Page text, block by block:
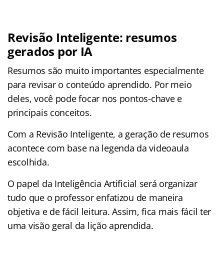
Revisão Inteligente: resumos
gerados por IA
Resumos são muito importantes especialmente
para revisar o conteúdo aprendido. Por meio
deles, você pode focar nos pontos-chave e
principais conceitos.
Com a Revisão Inteligente, a geração de resumos
acontece com base na legenda da videoaula
escolhida.
O papel da Inteligência Artificial será organizar
tudo que o professor enfatizou de maneira
objetiva e de fácil leitura. Assim, fica mais fácil ter
uma visão geral da lição aprendida.